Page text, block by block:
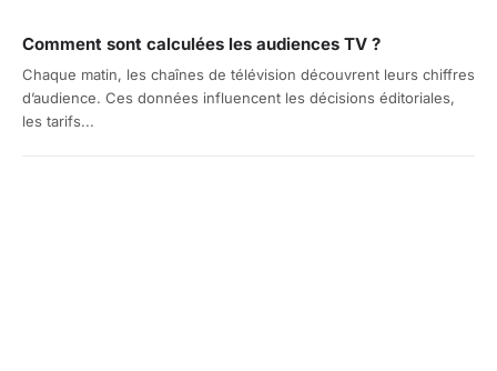
Comment sont calculées les audiences TV ?
Chaque matin, les chaînes de télévision découvrent leurs chiffres
d’audience. Ces données influencent les décisions éditoriales,
les tarifs...